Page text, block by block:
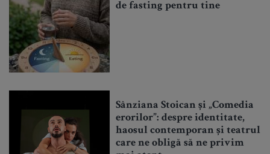
de fasting pentru tine
Sânziana Stoican și „Comedia
erorilor”: despre identitate,
haosul contemporan și teatrul
care ne obligă să ne privim